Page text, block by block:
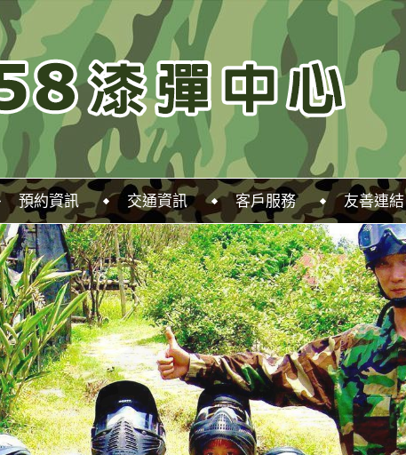
預約資訊 交通資訊 客戶服務 友善連結